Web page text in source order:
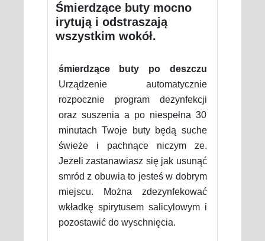
Śmierdzące buty mocno
irytują i odstraszają
wszystkim wokół.
śmierdzące buty po deszczu
Urządzenie automatycznie
rozpocznie program dezynfekcji
oraz suszenia a po niespełna 30
minutach Twoje buty będą suche
świeże i pachnące niczym ze.
Jeżeli zastanawiasz się jak usunąć
smród z obuwia to jesteś w dobrym
miejscu. Można zdezynfekować
wkładkę spirytusem salicylowym i
pozostawić do wyschnięcia.